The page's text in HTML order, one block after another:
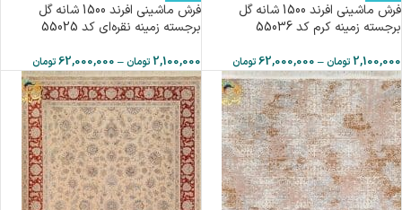
فرش ماشینی افرند 1500 شانه گل
برجسته زمینه كرم کد 55036
2,100,000 تومان–
62,000,000تومان
فرش ماشینی افرند 1500 شانه گل
برجسته زمینه نقره‌ای کد 55025
2,100,000 تومان –
62,000,000 تومان